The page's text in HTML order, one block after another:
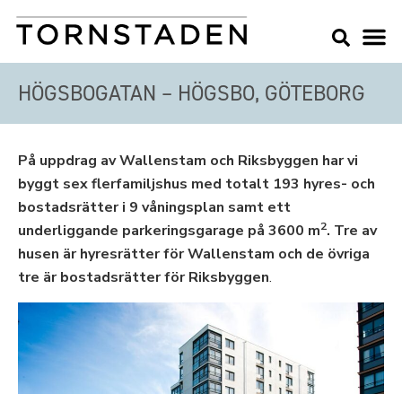
HÖGSBOGATAN – HÖGSBO, GÖTEBORG
På uppdrag av Wallenstam och Riksbyggen har vi
byggt sex flerfamiljshus med totalt 193 hyres- och
bostadsrätter i 9 våningsplan samt ett
underliggande parkeringsgarage på 3600 m2. Tre av
husen är hyresrätter för Wallenstam och de övriga
tre är bostadsrätter för Riksbyggen.